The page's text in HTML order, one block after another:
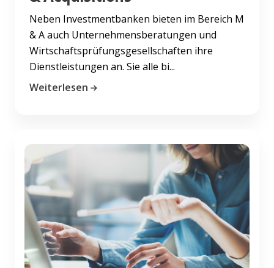
Neben Investmentbanken bieten im Bereich M
& A auch Unternehmensberatungen und
Wirtschaftsprüfungsgesellschaften ihre
Dienstleistungen an. Sie alle bi...
Weiterlesen